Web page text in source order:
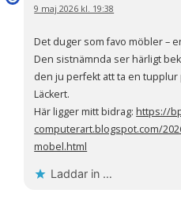
9 maj 2026 kl. 19:38
Det duger som favo möbler –
Den sistnämnda ser härligt
den ju perfekt att ta en
Läckert.
Här ligger mitt bidrag:https://
computerart.blogspot.com/
mobel.html
Laddar in …